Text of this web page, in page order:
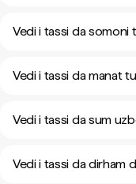
Vedi i tassi da somoni
Vedi i tassi da manat
Vedi i tassi da sum
Vedi i tassi da dirham